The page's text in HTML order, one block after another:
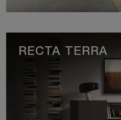
RECTA TERRA